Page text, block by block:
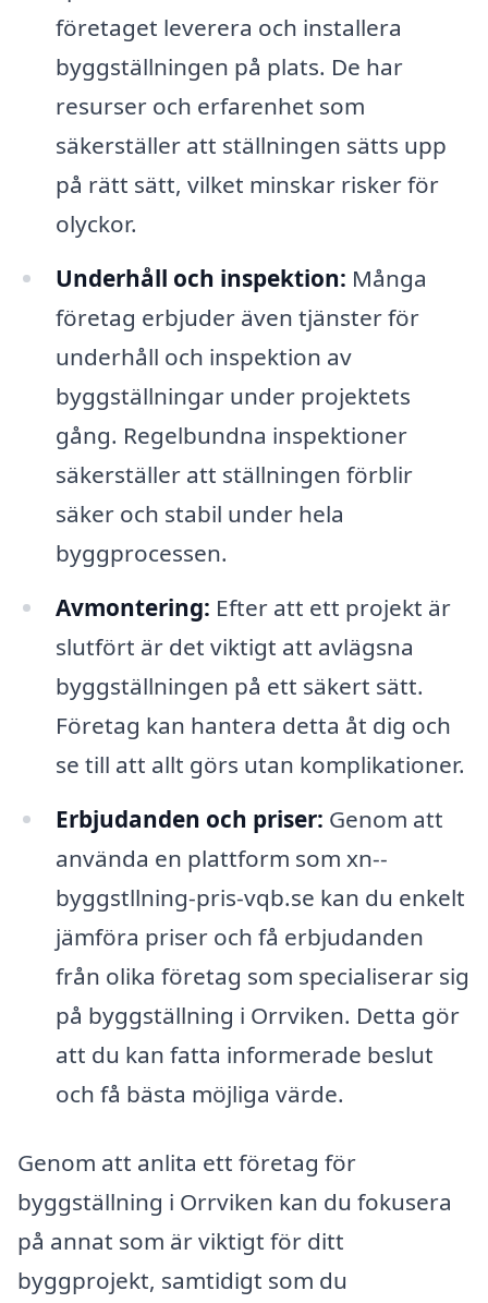
företaget leverera och installera
byggställningen på plats. De har
resurser och erfarenhet som
säkerställer att ställningen sätts upp
på rätt sätt, vilket minskar risker för
olyckor.
Underhåll och inspektion: Många
företag erbjuder även tjänster för
underhåll och inspektion av
byggställningar under projektets
gång. Regelbundna inspektioner
säkerställer att ställningen förblir
säker och stabil under hela
byggprocessen.
Avmontering: Efter att ett projekt är
slutfört är det viktigt att avlägsna
byggställningen på ett säkert sätt.
Företag kan hantera detta åt dig och
se till att allt görs utan komplikationer.
Erbjudanden och priser: Genom att
använda en plattform som xn--
byggstllning-pris-vqb.se kan du enkelt
jämföra priser och få erbjudanden
från olika företag som specialiserar sig
på byggställning i Orrviken. Detta gör
att du kan fatta informerade beslut
och få bästa möjliga värde.
Genom att anlita ett företag för
byggställning i Orrviken kan du fokusera
på annat som är viktigt för ditt
byggprojekt, samtidigt som du